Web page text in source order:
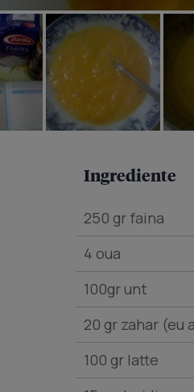
Ingrediente
250 gr faina
4 oua
100gr unt
20 gr zahar (eu
100 gr latte